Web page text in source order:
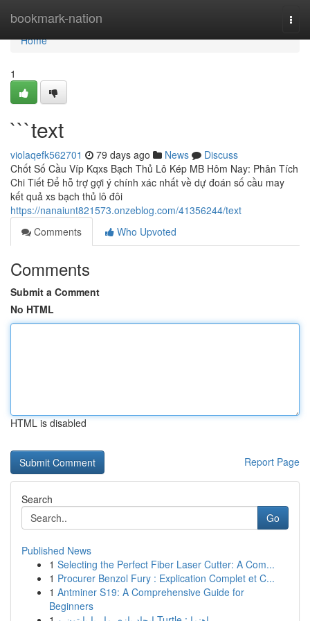
bookmark-nation
Home
Home
1
```text
violaqefk562701 79 days ago News
Discuss
Chốt Số Cầu Víp Kqxs Bạch Thủ Lô Kép MB Hôm Nay: Phân Tích
Chi Tiết Để hỗ trợ gợi ý chính xác nhất về dự đoán số cầu may
kết quả xs bạch thủ lô đôi
https://nanaiunt821573.onzeblog.com/41356244/text
Comments
Who Upvoted
Comments
Submit a Comment
No HTML
HTML is disabled
Report Page
Search
Go
Published News
1 Selecting the Perfect Fiber Laser Cutter: A Com...
1 Procurer Benzol Fury : Explication Complet et C...
1 Antminer S19: A Comprehensive Guide for
Beginners